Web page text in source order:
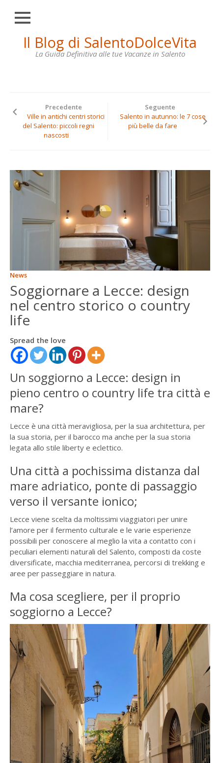
Il Blog di SalentoDolceVita
La Guida Definitiva alle tue Vacanze in Salento
Chiudi
HOME
OTRANTO
SANTA
MARIA
IN
AFFITTO
Precedente
Ville in antichi centri storici
del Salento: piccoli regni
nascosti
Seguente
Salento in autunno: le 7 cose
più belle da fare
News
Soggiornare a Lecce: design
nel centro storico o country
life
Spread the love
Un soggiorno a Lecce: design in
pieno centro o country life tra città e
mare?
Lecce è una città meravigliosa, per la sua architettura, per
la sua storia, per il barocco ma anche per la sua storia
legata allo stile liberty e eclettico.
Una città a pochissima distanza dal
mare adriatico, ponte di passaggio
verso il versante ionico;
Lecce viene scelta da moltissimi viaggiatori per unire
l’amore per il fermento culturale e le varie esperienze
possibili per conoscere al meglio la vita a contatto con i
peculiari elementi naturali del Salento, composti da coste
diversificate, macchia mediterranea, percorsi di trekking e
aree per passeggiare in natura.
Ma cosa scegliere, per il proprio
soggiorno a Lecce?